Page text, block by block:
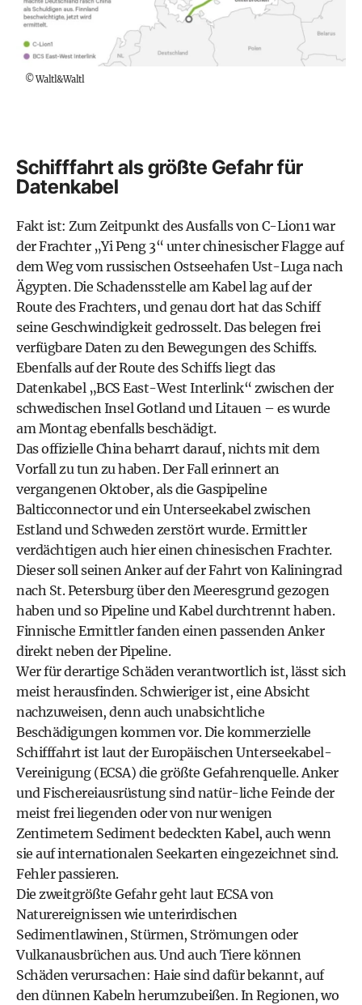
©Waltl&Waltl
Schifffahrt als größte Gefahr für
Datenkabel
Fakt ist: Zum Zeitpunkt des Ausfalls von C-Lion1 war
der Frachter „Yi Peng 3“ unter chinesischer Flagge auf
dem Weg vom russischen Ostseehafen Ust-Luga nach
Ägypten. Die Schadensstelle am Kabel lag auf der
Route des Frachters, und genau dort hat das Schiff
seine Geschwindigkeit gedrosselt. Das belegen frei
verfügbare Daten zu den Bewegungen des Schiffs.
Ebenfalls auf der Route des Schiffs liegt das
Datenkabel „BCS East-West Interlink“ zwischen der
schwedischen Insel Gotland und Litauen – es wurde
am Montag ebenfalls beschädigt.
Das offizielle China beharrt darauf, nichts mit dem
Vorfall zu tun zu haben. Der Fall erinnert an
vergangenen Oktober, als die Gaspipeline
Balticconnector und ein Unterseekabel zwischen
Estland und Schweden zerstört wurde. Ermittler
verdächtigen auch hier einen chinesischen Frachter.
Dieser soll seinen Anker auf der Fahrt von Kaliningrad
nach St. Petersburg über den Meeresgrund gezogen
haben und so Pipeline und Kabel durchtrennt haben.
Finnische Ermittler fanden einen passenden Anker
direkt neben der Pipeline.
Wer für derartige Schäden verantwortlich ist, lässt sich
meist herausfinden. Schwieriger ist, eine Absicht
nachzuweisen, denn auch unabsichtliche
Beschädigungen kommen vor. Die kommerzielle
Schifffahrt ist laut derEuropäischen Unterseekabel-
Vereinigung(ECSA) die größte Gefahrenquelle. Anker
und Fischereiausrüstung sind natür-liche Feinde der
meist frei liegenden oder von nur wenigen
Zentimetern Sediment bedeckten Kabel, auch wenn
sie auf internationalen Seekarten eingezeichnet sind.
Fehler passieren.
Die zweitgrößte Gefahr geht laut ECSA von
Naturereignissen wie unterirdischen
Sedimentlawinen, Stürmen, Strömungen oder
Vulkanausbrüchen aus. Und auch Tiere können
Schäden verursachen: Haie sind dafür bekannt, auf
den dünnen Kabeln herumzubeißen. In Regionen, wo